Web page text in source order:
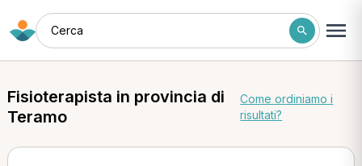
Cerca
Fisioterapista in provincia di
Teramo
Come ordiniamo i
risultati?